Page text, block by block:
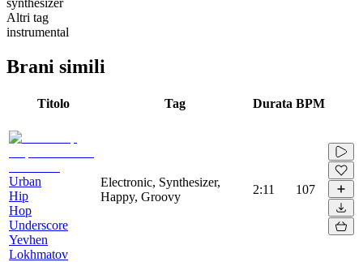
Altri tag
instrumental
Brani simili
Titolo Tag Durata BPM
Urban
Hip
Hop
Underscore
Yevhen
Lokhmatov
Electronic, Synthesizer,
Happy, Groovy
2:11 107